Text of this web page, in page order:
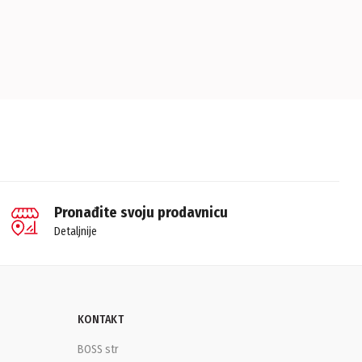
Pronađite svoju prodavnicu
Detaljnije
KONTAKT
BOSS str